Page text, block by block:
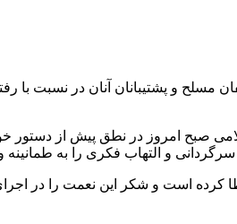
و پشتیبانان آنان در نسبت با
صبح امروز در نطق پیش از
و التهاب فکری را به
کرده است و شکر این نعمت را در